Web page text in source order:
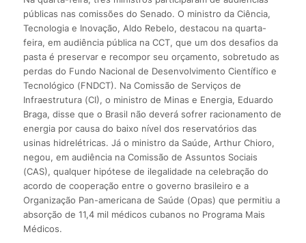
públicas nas comissões do Senado. O ministro da Ciência,
Tecnologia e Inovação, Aldo Rebelo, destacou na quarta-
feira, em audiência pública na CCT, que um dos desafios da
pasta é preservar e recompor seu orçamento, sobretudo as
perdas do Fundo Nacional de Desenvolvimento Científico e
Tecnológico (FNDCT). Na Comissão de Serviços de
Infraestrutura (CI), o ministro de Minas e Energia, Eduardo
Braga, disse que o Brasil não deverá sofrer racionamento de
energia por causa do baixo nível dos reservatórios das
usinas hidrelétricas. Já o ministro da Saúde, Arthur Chioro,
negou, em audiência na Comissão de Assuntos Sociais
(CAS), qualquer hipótese de ilegalidade na celebração do
acordo de cooperação entre o governo brasileiro e a
Organização Pan-americana de Saúde (Opas) que permitiu a
absorção de 11,4 mil médicos cubanos no Programa Mais
Médicos.